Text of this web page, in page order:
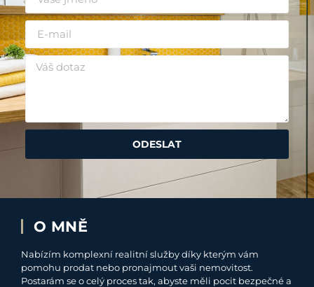
ODESLAT
O MNĚ
Nabízím komplexní realitní služby díky kterým vám
pomohu prodat nebo pronajmout vaši nemovitost.
Postarám se o celý proces tak, abyste měli pocit bezpečné a